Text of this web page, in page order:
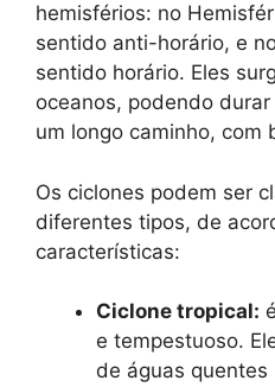
hemisférios: no
sentido anti-horário, e
sentido horário. Eles
oceanos, podendo
um longo caminho, com
Os ciclones podem ser
diferentes tipos, de
características:
Ciclone tropical:
e tempestuoso.
de águas quentes